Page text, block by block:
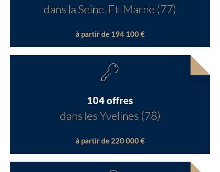
dans la Seine-Et-Marne (77)
à partir de 194 100 €
104 offres
dans les Yvelines (78)
à partir de 220 000 €